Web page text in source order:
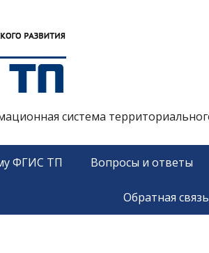
система
ФГИС ТП Вопросы и ответы
Обратная связь